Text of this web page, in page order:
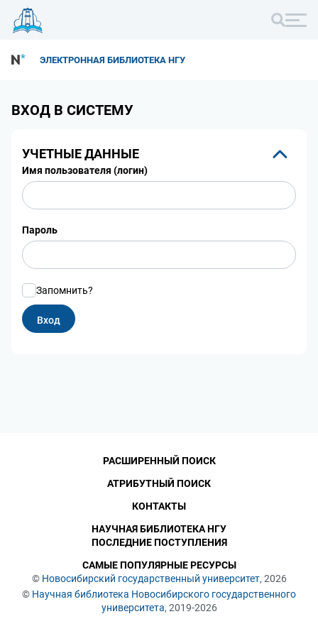
ЭЛЕКТРОННАЯ БИБЛИОТЕКА НГУ
ВХОД В СИСТЕМУ
УЧЕТНЫЕ ДАННЫЕ
Имя пользователя (логин)
Пароль
Запомнить?
© Новосибирский государственный университет, 2026
© Научная библиотека Новосибирского государственного
университета, 2019-2026
РАСШИРЕННЫЙ ПОИСК
АТРИБУТНЫЙ ПОИСК
КОНТАКТЫ
НАУЧНАЯ БИБЛИОТЕКА НГУ
ПОСЛЕДНИЕ ПОСТУПЛЕНИЯ
САМЫЕ ПОПУЛЯРНЫЕ РЕСУРСЫ